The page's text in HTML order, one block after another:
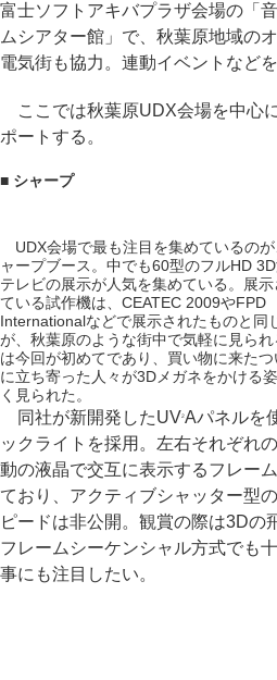
富士ソフトアキバプラザ会場の「
ムシアター館」で、秋葉原地域の
電気街も協力。連動イベントなど
ここでは秋葉原UDX会場を中心
ポートする。
■ シャープ
UDX会場で最も注目を集めているのが
ャープブース。中でも60型のフルHD
テレビの展示が人気を集めている。展示
ている試作機は、CEATEC 2009やFPD
Internationalなどで展示されたものと同
が、秋葉原のような街中で気軽に見られ
は今回が初めてであり、買い物に来たつ
に立ち寄った人々が3Dメガネをかける
く見られた。
同社が新開発したUV2Aパネルを
ックライトを採用。左右それぞれ
動の液晶で交互に表示するフレー
ており、アクティブシャッター型
ピードは非公開。観賞の際は3Dの
フレームシーケンシャル方式でも
事にも注目したい。